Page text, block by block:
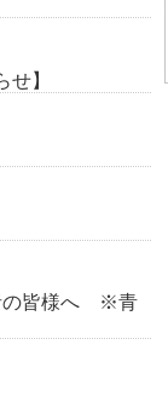
】
の皆様へ ※青